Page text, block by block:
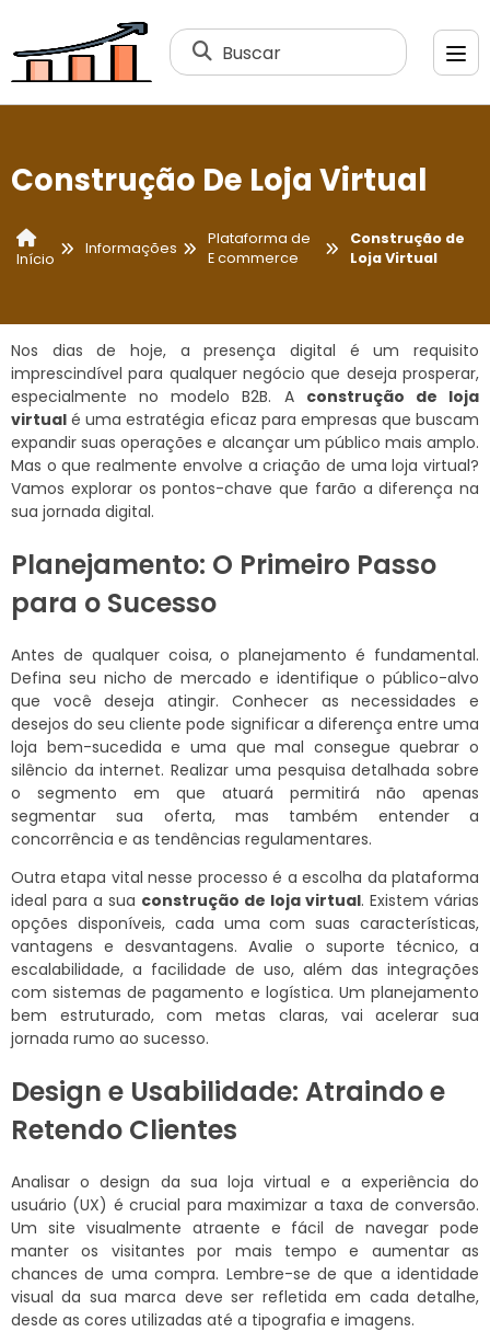
Buscar
Construção De Loja Virtual
Início
Informações
Plataforma de
E commerce
Construção de
Loja Virtual
Nos dias de hoje, a presença digital é um requisito
imprescindível para qualquer negócio que deseja prosperar,
especialmente no modelo B2B. A construção de loja
virtual é uma estratégia eficaz para empresas que buscam
expandir suas operações e alcançar um público mais amplo.
Mas o que realmente envolve a criação de uma loja virtual?
Vamos explorar os pontos-chave que farão a diferença na
sua jornada digital.
Planejamento: O Primeiro Passo
para o Sucesso
Antes de qualquer coisa, o planejamento é fundamental.
Defina seu nicho de mercado e identifique o público-alvo
que você deseja atingir. Conhecer as necessidades e
desejos do seu cliente pode significar a diferença entre uma
loja bem-sucedida e uma que mal consegue quebrar o
silêncio da internet. Realizar uma pesquisa detalhada sobre
o segmento em que atuará permitirá não apenas
segmentar sua oferta, mas também entender a
concorrência e as tendências regulamentares.
Outra etapa vital nesse processo é a escolha da plataforma
ideal para a sua construção de loja virtual. Existem várias
opções disponíveis, cada uma com suas características,
vantagens e desvantagens. Avalie o suporte técnico, a
escalabilidade, a facilidade de uso, além das integrações
com sistemas de pagamento e logística. Um planejamento
bem estruturado, com metas claras, vai acelerar sua
jornada rumo ao sucesso.
Design e Usabilidade: Atraindo e
Retendo Clientes
Analisar o design da sua loja virtual e a experiência do
usuário (UX) é crucial para maximizar a taxa de conversão.
Um site visualmente atraente e fácil de navegar pode
manter os visitantes por mais tempo e aumentar as
chances de uma compra. Lembre-se de que a identidade
visual da sua marca deve ser refletida em cada detalhe,
desde as cores utilizadas até a tipografia e imagens.